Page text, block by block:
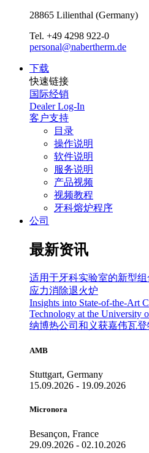
28865 Lilienthal (Germany)
Tel. +49 4298 922-0
personal@nabertherm.de
下载
快速链接
国际经销
Dealer Log-In
客户支持
目录
操作说明
软件说明
服务说明
产品视频
视频教程
牙科熔炉程序
公司
最新资讯
适用于牙科实验室的新型
应力消除退火炉
Insights into State-of-the-Art
Technology at the University
纳博热公司和义获嘉伟瓦
AMB
Stuttgart, Germany
15.09.2026 - 19.09.2026
Micronora
Besançon, France
29.09.2026 - 02.10.2026